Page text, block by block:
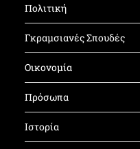
Πολιτική
Γκραμσιανές Σπουδές
Οικονομία
Πρόσωπα
Ιστορία